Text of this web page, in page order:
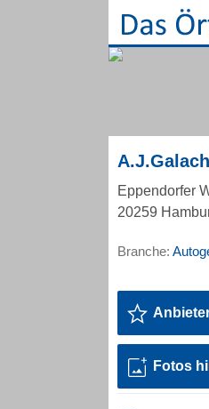
A.J.Galach
Eppendorfer
20259
Branche:
Fotos